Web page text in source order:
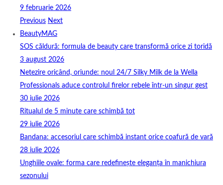
9 februarie 2026
Previous Next
BeautyMAG
SOS căldură: formula de beauty care transformă orice zi toridă
3 august 2026
Netezire oricând, oriunde: noul 24/7 Silky Milk de la Wella
Professionals aduce controlul firelor rebele într-un singur gest
30 iulie 2026
Ritualul de 5 minute care schimbă tot
29 iulie 2026
Bandana: accesoriul care schimbă instant orice coafură de vară
28 iulie 2026
Unghiile ovale: forma care redefinește eleganța în manichiura
sezonului